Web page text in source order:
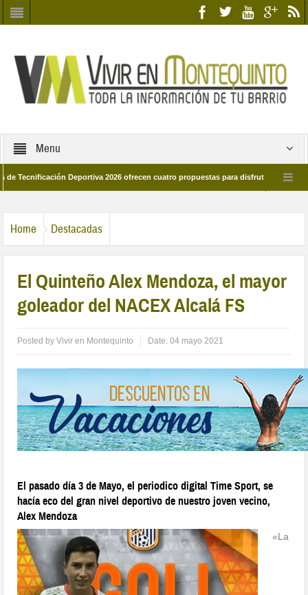
Menu
Deportiva 2026 ofrecen cuatro propuestas para disfrutar del deporte este
Home Destacadas
El Quinteño Alex Mendoza, el mayor
goleador del NACEX Alcalá FS
Posted byVivir en Montequinto Date:04 mayo 2021
El pasado día 3 de Mayo, el periodico digital Time Sport, se
hacía eco del gran nivel deportivo de nuestro joven vecino,
Alex Mendoza
«La